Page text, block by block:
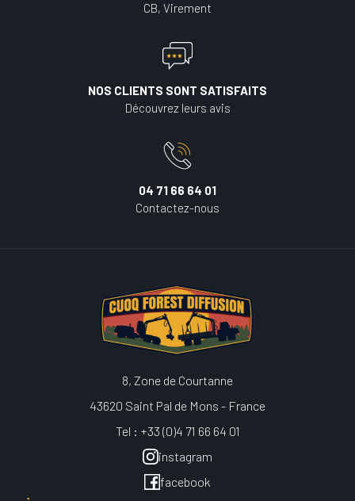
CB, Virement
NOS CLIENTS SONT SATISFAITS
Découvrez leurs avis
04 71 66 64 01
Contactez-nous
8, Zone de Courtanne
43620 Saint Pal de Mons - France
Tel : +33 (0)4 71 66 64 01
instagram
facebook